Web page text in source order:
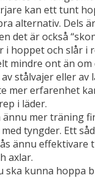
kan ett tunt
alternativ. Dels
det är också
i hoppet och slår i
mindre ont än
stålvajer eller av
mer erfarenhet
i läder.
ännu mer träning
tyngder. Ett
ännu effektivare
axlar.
ska kunna hoppa